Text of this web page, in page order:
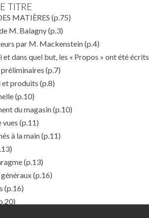
TITRE
MATIÈRES (p.75)
M. Balagny(p.3)
par M. Mackenstein(p.4)
et dans quel but, les « Propos » ont été écrits
(p.7)
produits (p.8)
(p.10)
du magasin(p.10)
vues (p.11)
à la main(p.11)
(p.13)
(p.16)
(p.16)